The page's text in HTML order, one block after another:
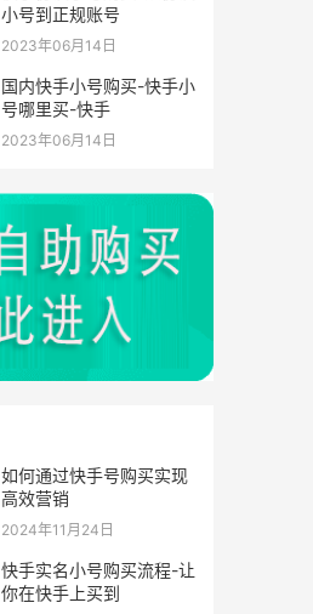
小号到正规账号
2023年06月14日
国内快手小号购买-快手小
号哪里买-快手
2023年06月14日
如何通过快手号购买实现
高效营销
2024年11月24日
快手实名小号购买流程-让
你在快手上买到